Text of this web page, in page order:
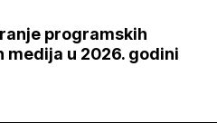
programskih
u 2026. godini